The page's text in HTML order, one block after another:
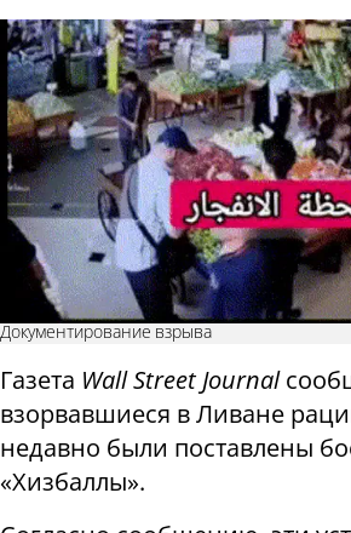
Документирование взрыва
Газета Wall Street Journal
взорвавшиеся в Ливане
недавно были поставлены
«Хизбаллы».